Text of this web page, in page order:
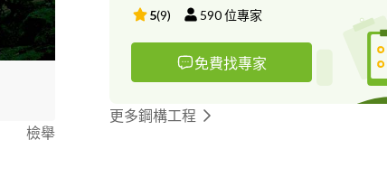
檢舉
5(9) 590位專家
免費找專家
更多鋼構工程